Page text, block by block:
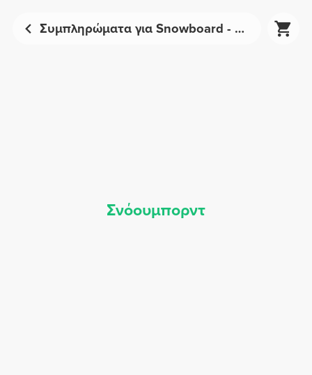
Συμπληρώματα για Snowboard - Αθλητική Διατροφή | Prozis
Σνόουμπορντ